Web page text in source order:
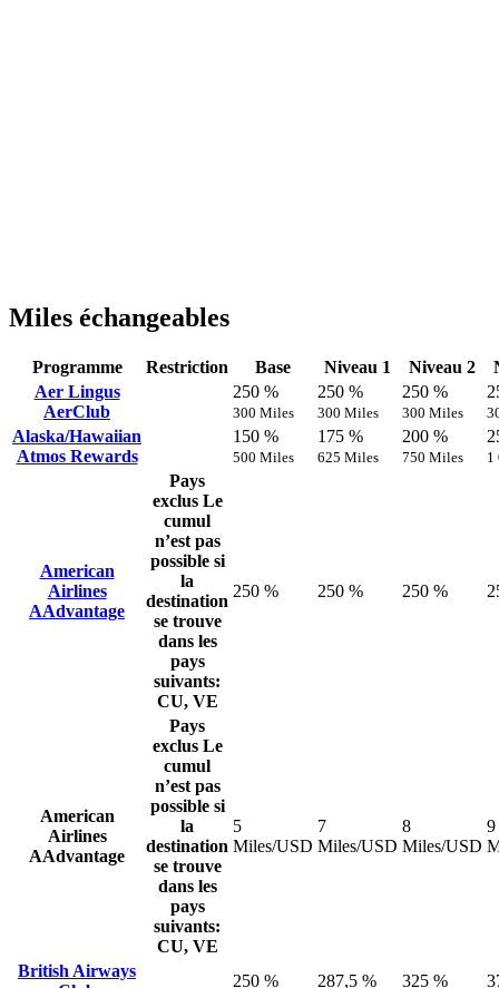
Miles échangeables
Programme Restriction Base Niveau 1 Niveau 2
Aer Lingus
AerClub
250 %
300 Miles
250 %
300 Miles
250 %
300 Miles
Alaska/Hawaiian
Atmos Rewards
150 %
500 Miles
175 %
625 Miles
200 %
750 Miles 1
American
Airlines
AAdvantage
Pays
exclus Le
cumul
n’est pas
possible si
la
destination
se trouve
dans les
pays
suivants:
CU, VE
250 % 250 % 250 %
American
Airlines
AAdvantage
Pays
exclus Le
cumul
n’est pas
possible si
la
destination
se trouve
dans les
pays
suivants:
CU, VE
5
Miles/USD
7
Miles/USD
8
Miles/USD
9
British Airways
250 % 287,5 % 325 %